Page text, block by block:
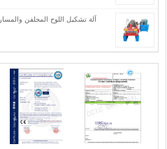
آلة تشكيل اللوح المجلفن والمسار